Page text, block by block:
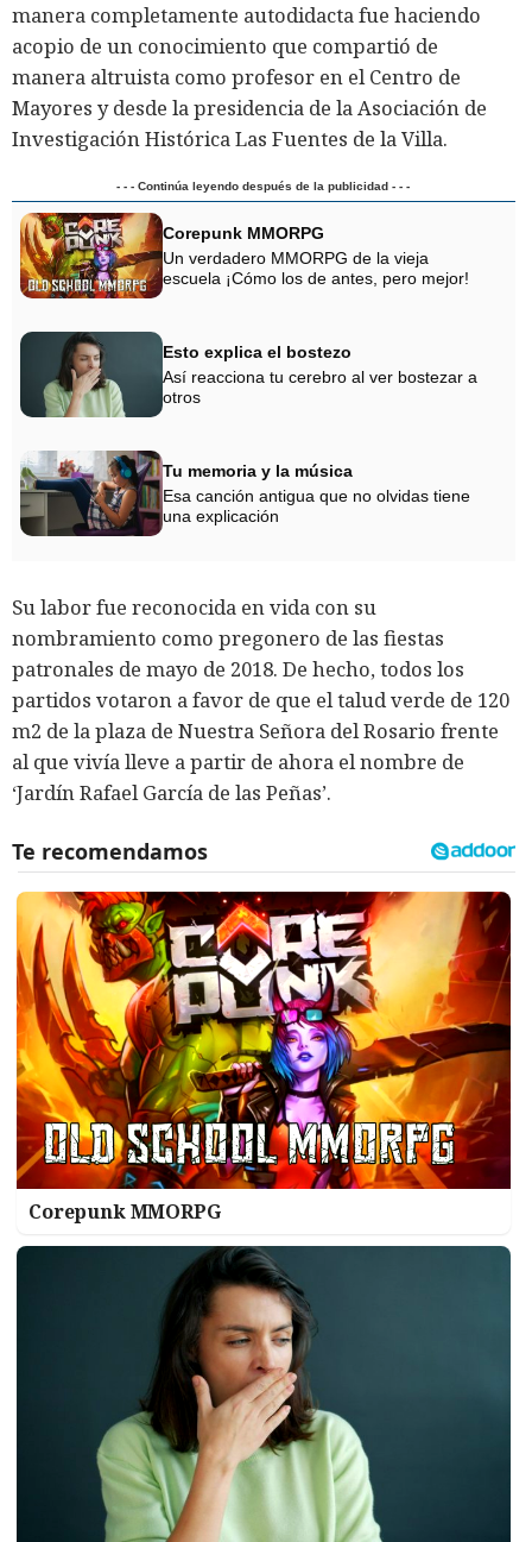
manera completamente autodidacta fue haciendo
acopio de un conocimiento que compartió de
manera altruista como profesor en el Centro de
Mayores y desde la presidencia de la Asociación de
Investigación Histórica Las Fuentes de la Villa.
- - - Continúa leyendo después de la publicidad - - -
Corepunk MMORPG
Un verdadero MMORPG de la vieja
escuela ¡Cómo los de antes, pero mejor!
Esto explica el bostezo
Así reacciona tu cerebro al ver bostezar a
otros
Tu memoria y la música
Esa canción antigua que no olvidas tiene
una explicación
Su labor fue reconocida en vida con su
nombramiento como pregonero de las fiestas
patronales de mayo de 2018. De hecho, todos los
partidos votaron a favor de que el talud verde de 120
m2 de la plaza de Nuestra Señora del Rosario frente
al que vivía lleve a partir de ahora el nombre de
‘Jardín Rafael García de las Peñas’.
Corepunk MMORPG